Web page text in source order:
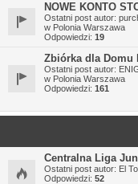
NOWE KONTO
Ostatni post autor:
w Polonia Warszawa
Odpowiedzi: 19
Zbiórka dla Domu
Ostatni post autor:
w Polonia Warszawa
Odpowiedzi: 161
Centralna Liga
Ostatni post autor: El
Odpowiedzi: 52